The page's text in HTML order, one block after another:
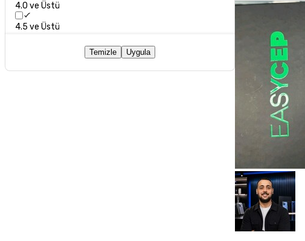
4.0 ve Üstü
4.5 ve Üstü
Temizle Uygula